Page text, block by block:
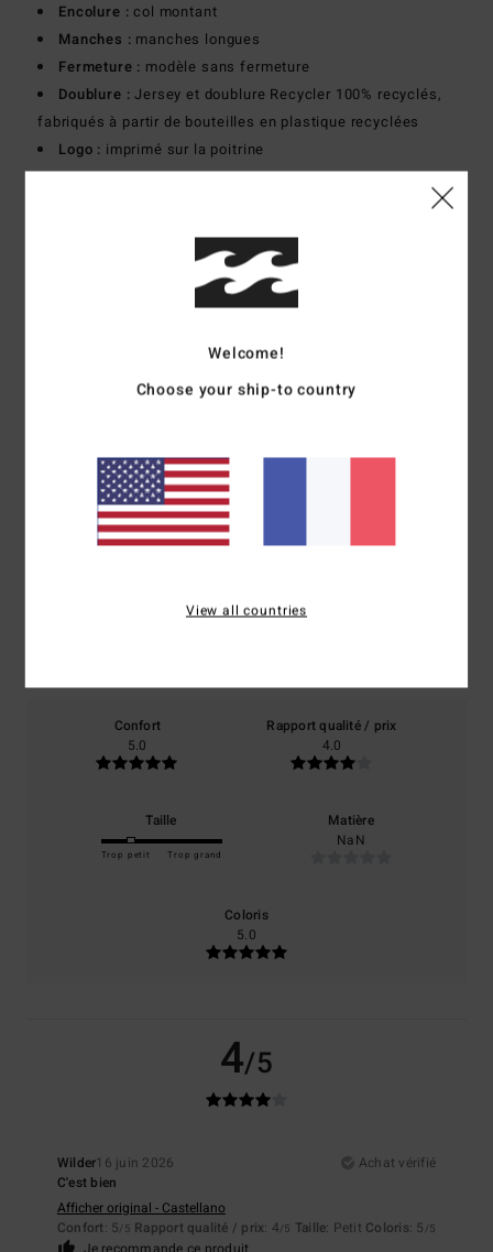
Encolure : col montant
Manches : manches longues
Fermeture : modèle sans fermeture
Doublure : Jersey et doublure Recycler 100% recyclés,
fabriqués à partir de bouteilles en plastique recyclées
Logo : imprimé sur la poitrine
[Matière principale] 82% polyester recyclé,
Traçabilité du produit (Loi Agec)
Livraison & Retours
Note moyenne
4.0
Confort
5.0
Rapport qualité / prix
4.0
Taille
Trop petit Trop grand
Matière
NaN
Coloris
5.0
4/5
Wilder16 juin 2026
Achat vérifié
C'est bien
Afficher original - Castellano
Confort: 5/5 Rapport qualité / prix: 4/5 Taille: Petit Coloris: 5 /5
Welcome!
Choose your ship-to country
View all countries